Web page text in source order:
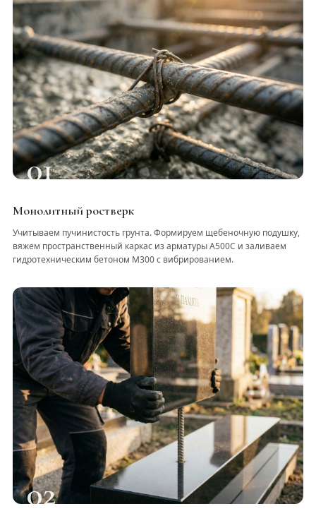
01
Монолитный ростверк
Учитываем пучинистость грунта. Формируем щебеночную подушку,
вяжем пространственный каркас из арматуры А500С и заливаем
гидротехническим бетоном М300 с вибрированием.
02